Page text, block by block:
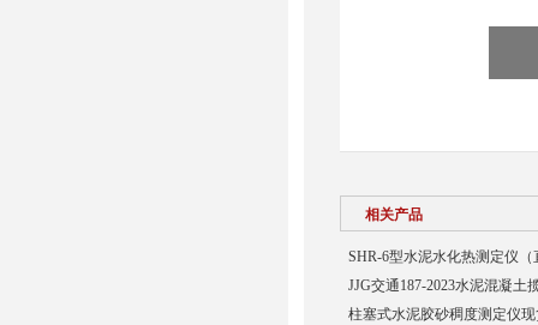
相关产品
SHR-6型水泥水化热测定仪（
JJG交通187-2023水泥混凝土
柱塞式水泥胶砂稠度测定仪